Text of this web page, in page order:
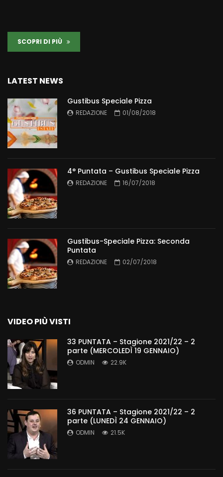
SCOPRI DI PIÙ
LATEST NEWS
Gustibus Speciale Pizza
REDAZIONE 01/08/2018
4° Puntata – Gustibus Speciale Pizza
REDAZIONE 16/07/2018
Gustibus-Speciale Pizza: Seconda
Puntata
REDAZIONE 02/07/2018
VIDEO PIÙ VISTI
33 PUNTATA – Stagione 2021/22 – 2
parte (MERCOLEDÌ 19 GENNAIO)
ODMIN 22.9K
36 PUNTATA – Stagione 2021/22 – 2
parte (LUNEDÌ 24 GENNAIO)
ODMIN 21.5K